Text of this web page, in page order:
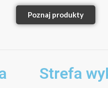
Poznaj produkty
Strefa